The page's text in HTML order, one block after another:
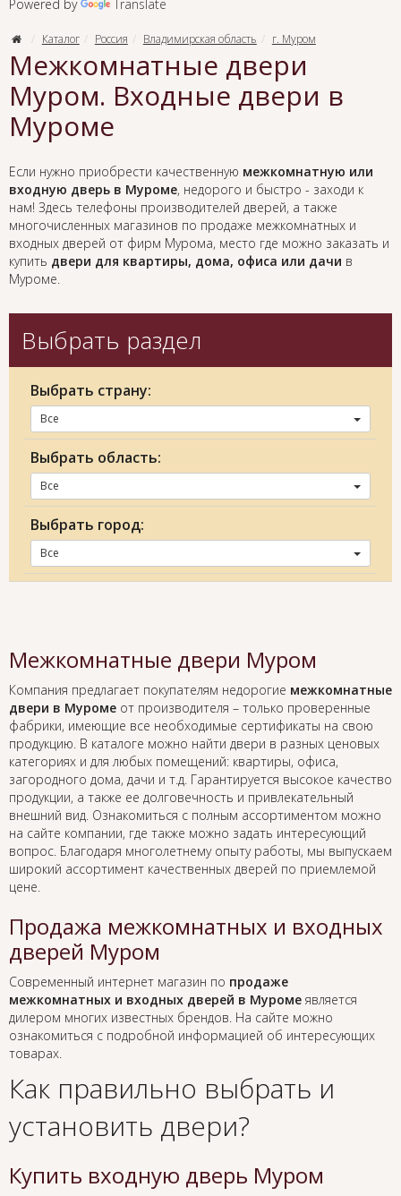
Powered by Translate
Каталог Россия Владимирская область г. Муром
Межкомнатные двери
Муром. Входные двери в
Муроме
Если нужно приобрести качественную межкомнатную или
входную дверь в Муроме, недорого и быстро - заходи к
нам! Здесь телефоны производителей дверей, а также
многочисленных магазинов по продаже межкомнатных и
входных дверей от фирм Мурома, место где можно заказать и
купить двери для квартиры, дома, офиса или дачи в
Муроме.
Выбрать раздел
Выбрать страну:
Все
Выбрать область:
Все
Выбрать город:
Все
Межкомнатные двери Муром
Компания предлагает покупателям недорогие межкомнатные
двери в Муроме от производителя – только проверенные
фабрики, имеющие все необходимые сертификаты на свою
продукцию. В каталоге можно найти двери в разных ценовых
категориях и для любых помещений: квартиры, офиса,
загородного дома, дачи и т.д. Гарантируется высокое качество
продукции, а также ее долговечность и привлекательный
внешний вид. Ознакомиться с полным ассортиментом можно
на сайте компании, где также можно задать интересующий
вопрос. Благодаря многолетнему опыту работы, мы выпускаем
широкий ассортимент качественных дверей по приемлемой
цене.
Продажа межкомнатных и входных
дверей Муром
Современный интернет магазин по продаже
межкомнатных и входных дверей в Муроме является
дилером многих известных брендов. На сайте можно
ознакомиться с подробной информацией об интересующих
товарах.
Как правильно выбрать и
установить двери?
Купить входную дверь Муром